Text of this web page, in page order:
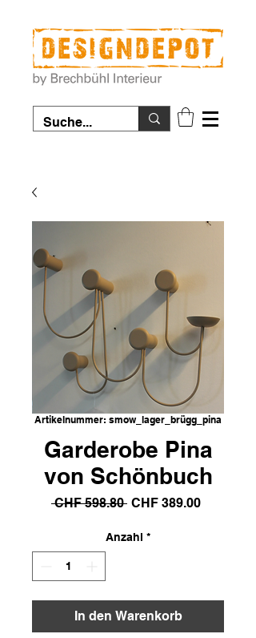
Artikelnummer: smow_lager_brügg_pina
Garderobe Pina
von Schönbuch
CHF 598.80 Standardpreis
CHF 389.00Sale-
Anzahl *
In den Warenkorb